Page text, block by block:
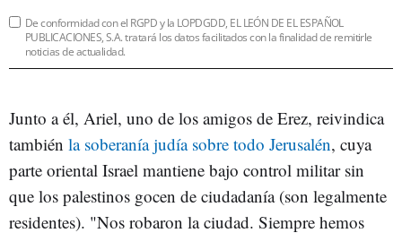
De conformidad con el RGPD y la LOPDGDD, EL LEÓN DE EL ESPAÑOL
PUBLICACIONES, S.A. tratará los datos facilitados con la finalidad de remitirle
noticias de actualidad.
Junto a él, Ariel, uno de los amigos de Erez, reivindica
también la soberanía judía sobre todo Jerusalén, cuya
parte oriental Israel mantiene bajo control militar sin
que los palestinos gocen de ciudadanía (son legalmente
residentes). "Nos robaron la ciudad. Siempre hemos